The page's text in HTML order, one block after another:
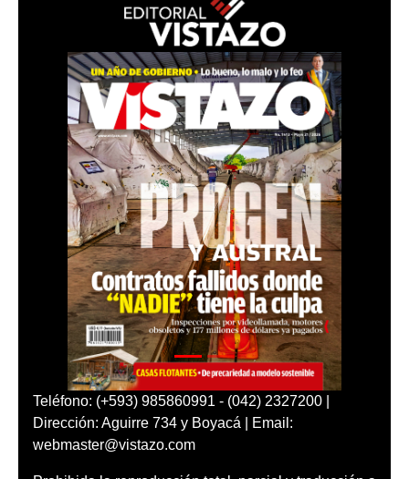
Teléfono: (+593) 985860991 - (042) 2327200 |
Dirección: Aguirre 734 y Boyacá | Email:
webmaster@vistazo.com